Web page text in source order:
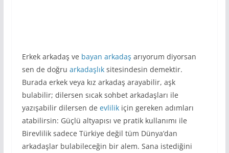
Erkek arkadaş ve bayan arkadaş arıyorum diyorsan
sen de doğru arkadaşlıksitesindesin demektir.
Burada erkek veya kız arkadaş arayabilir, aşk
bulabilir; dilersen sıcak sohbet arkadaşları ile
yazışabilir dilersen de evlilikiçin gereken adımları
atabilirsin: Güçlü altyapısı ve pratik kullanımı ile
Birevlilik sadece Türkiye değil tüm Dünya’dan
arkadaşlar bulabileceğin bir alem. Sana istediğini